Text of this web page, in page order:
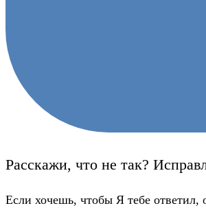
Расскажи, что не так?
Если хочешь, чтобы Я тебе ответил,